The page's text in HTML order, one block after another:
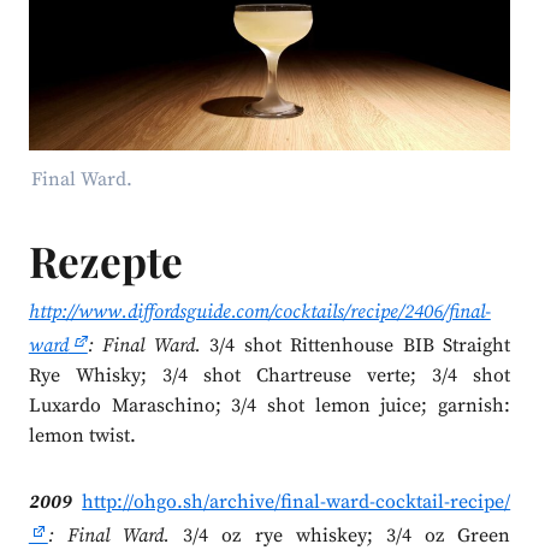
Final Ward.
Rezepte
http://www.diffordsguide.com/cocktails/recipe/2406/final-
ward
: Final Ward. 3/4 shot Rittenhouse BIB Straight
Rye Whisky; 3/4 shot Chartreuse verte; 3/4 shot
Luxardo Maraschino; 3/4 shot lemon juice; garnish:
lemon twist.
2009http://ohgo.sh/archive/final-ward-cocktail-recipe/
: Final Ward.
3/4 oz rye whiskey; 3/4 oz Green